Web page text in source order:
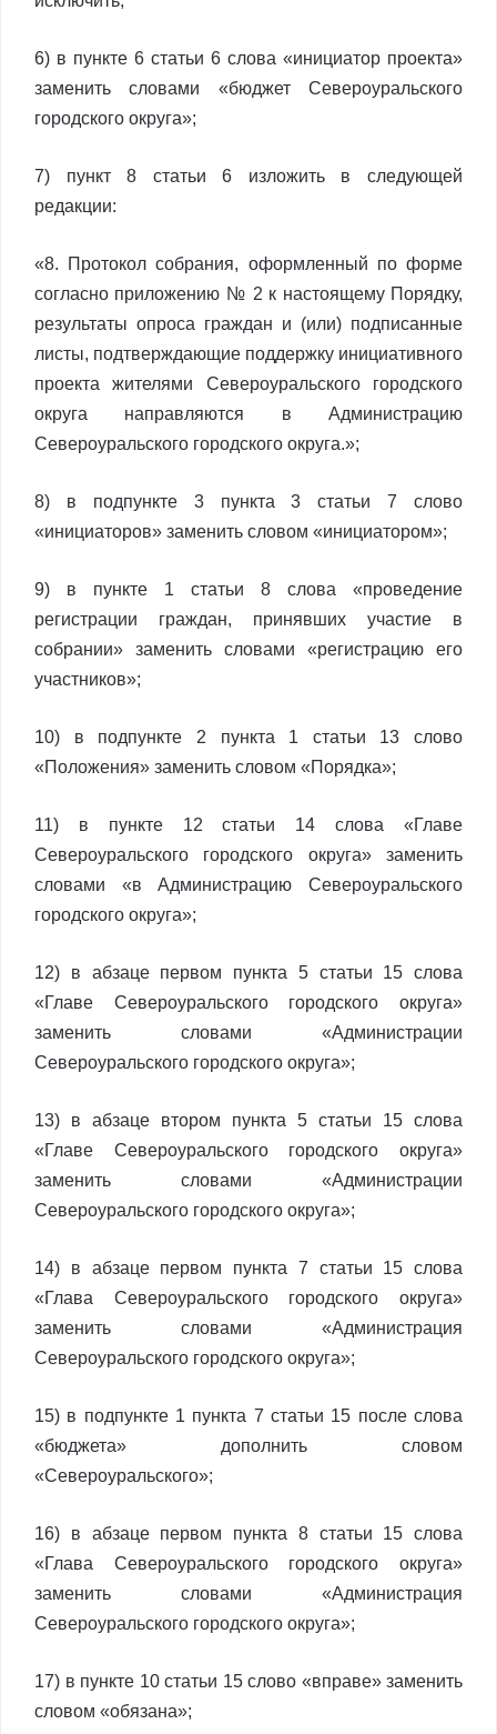
6) в пункте 6 статьи 6 слова «инициатор проекта»
заменить словами «бюджет Североуральского
городского округа»;
7) пункт 8 статьи 6 изложить в следующей
редакции:
«8. Протокол собрания, оформленный по форме
согласно приложению № 2 к настоящему Порядку,
результаты опроса граждан и (или) подписанные
листы, подтверждающие поддержку инициативного
проекта жителями Североуральского городского
округа направляются в Администрацию
Североуральского городского округа.»;
8) в подпункте 3 пункта 3 статьи 7 слово
«инициаторов» заменить словом «инициатором»;
9) в пункте 1 статьи 8 слова «проведение
регистрации граждан, принявших участие в
собрании» заменить словами «регистрацию его
участников»;
10) в подпункте 2 пункта 1 статьи 13 слово
«Положения» заменить словом «Порядка»;
11) в пункте 12 статьи 14 слова «Главе
Североуральского городского округа» заменить
словами «в Администрацию Североуральского
городского округа»;
12) в абзаце первом пункта 5 статьи 15 слова
«Главе Североуральского городского округа»
заменить словами «Администрации
Североуральского городского округа»;
13) в абзаце втором пункта 5 статьи 15 слова
«Главе Североуральского городского округа»
заменить словами «Администрации
Североуральского городского округа»;
14) в абзаце первом пункта 7 статьи 15 слова
«Глава Североуральского городского округа»
заменить словами «Администрация
Североуральского городского округа»;
15) в подпункте 1 пункта 7 статьи 15 после слова
«бюджета» дополнить словом
«Североуральского»;
16) в абзаце первом пункта 8 статьи 15 слова
«Глава Североуральского городского округа»
заменить словами «Администрация
Североуральского городского округа»;
17) в пункте 10 статьи 15 слово «вправе» заменить
словом «обязана»;